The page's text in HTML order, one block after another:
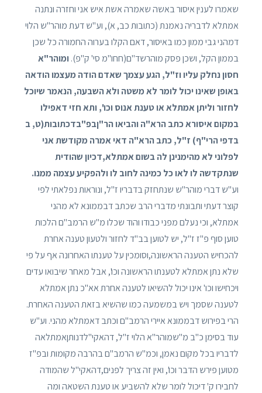
שאמרו לענין איסור באשה שאמרה אשת איש אני וחזרה ונתנה
אמתלא לדבריה נאמנת (כתובות כב, א), וע"ש דעת מוהר"ש הלוי
דמהני גבי ממון כמו באיסור, דאם הקלו בערוה החמורה כל שכן
בממון הקל, ושכן פסק מוהרשד"ם(חחו"מ סי' ק"פ).ומוהר"א
חסון נחלק עליו וז"ל, הגע עצמך שאדם הודה מעצמו הודאה
באופן שאינו יכול לומר לא משטה ולא השבעה, הנאמר שיוכל
לחזור וליתן אמתלא או טענת אנוס וכו', ותא חזי דאפילו
במקום איסורא כתב הרא"ה והביאו הר"ןבפ"בדכתובות(ט, ב
בדפי הרי"ף) ז"ל, כתב הרא"ה דאי אמרה מקודשת אני
לפלוני לא מהימנינן לה בשום אמתלא,דכיון שהודית
שנתקדשה לו לאו כל כמינה לחוב לו ולהפקיע עצמה ממנו.
וע"ש דברי מוהר"ש שנתחזק בדבריו ז"ל, ונוראות נפלאתי לפי
קוצר דעתי ותבונתי מדברי הרב שכתב דבממונא לא מהני
אמתלא, וכי נעלם מפני כבודו והוד שכלו מ"ש הרמב"ם הלכות
טוען סוף פ"ז ז"ל, יש לטוען בב"ד לחזור ולטעון טענה אחרת
להכחיש הטענה הראשונה,וסומכין על טענתו האחרונה אף על פי
שלא נתן אמתלא לטענתו הראשונה וכו', אבל מאחר שיבואו עדים
ויכחישו וכו' אינו יכול להשיאו לטענה אחרת אא"כ נתן אמתלא
לטענה שסמך ויש במשמעה כמו שהשיא בזאת הטענה האחרת.
הרי בפירוש דבממונא איירי הרמב"ם וכתב דאמתלא מהני. וע"ש
עוד בסימן כ"ב מ"שמוהר"א הלוי ז"ל, דהאקי"לדנותןאמתלאה
לדבריו בכל מקום נאמן, וכמ"ש הרמב"ם בהרבה מקומות ובפ"ז
מטוען פירש הדבר וכו', ואין זה צריך לפנים,דהאקי"ל שהמודה
לחבירו ק' דיכול לומר שלא להשביע או טענת השטאה ומה